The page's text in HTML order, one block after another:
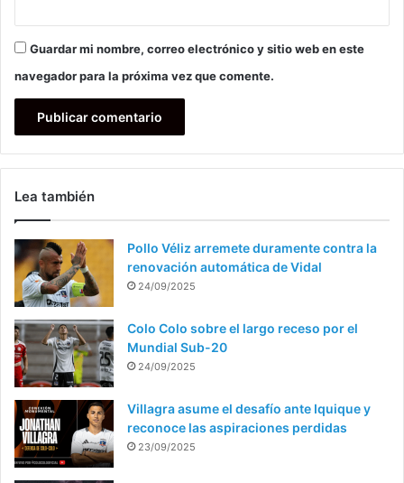
Guardar mi nombre, correo electrónico y sitio web en este
navegador para la próxima vez que comente.
Lea también
Pollo Véliz arremete duramente contra la
renovación automática de Vidal
24/09/2025
Colo Colo sobre el largo receso por el
Mundial Sub-20
24/09/2025
Villagra asume el desafío ante Iquique y
reconoce las aspiraciones perdidas
23/09/2025